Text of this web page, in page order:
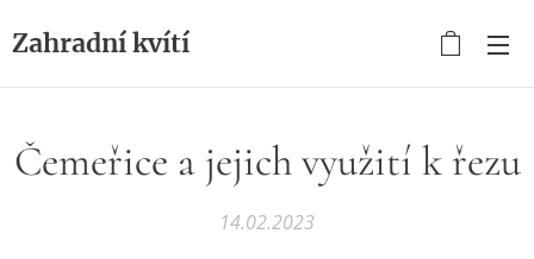
Zahradní kvítí
Čemeřice a jejich využití k řezu
14.02.2023